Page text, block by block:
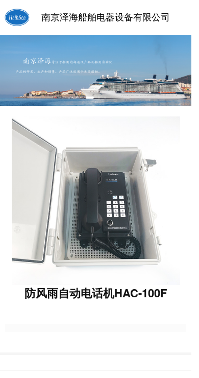
南京泽海船舶电器设备有限公司
防风雨自动电话机HAC-100F